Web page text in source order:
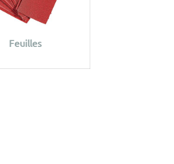
Feuilles